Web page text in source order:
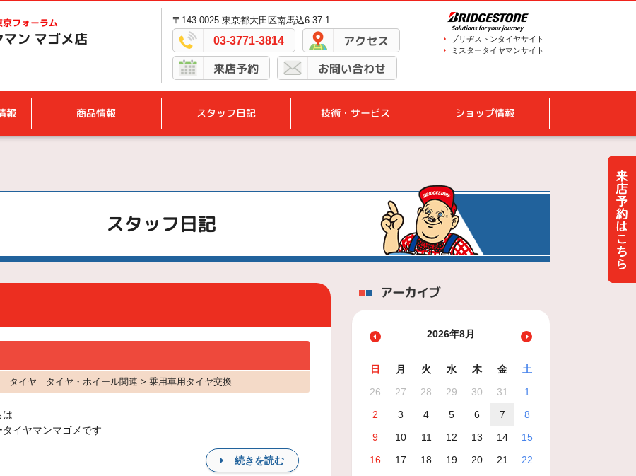
京フォーラム
ン マゴメ店
〒143-0025 東京都大田区南馬込6-37-1
03-3771-3814 アクセス
来店予約 お問い合わせ
ブリヂストンタイヤサイト
ミスタータイヤマンサイト
報 商品情報 スタッフ日記 技術・サービス ショップ情報
スタッフ日記
イヤ タイヤ・ホイール関連 > 乗用車用タイヤ交換
は
タイヤマンマゴメです
続きを読む
アーカイブ
2026年8月
日 月 火 水 木 金
土
26
27 28 29 30 31
1
2
3 4 5 6 7
8
9
10 11 12 13 14
15
16
17 18 19 20 21
22